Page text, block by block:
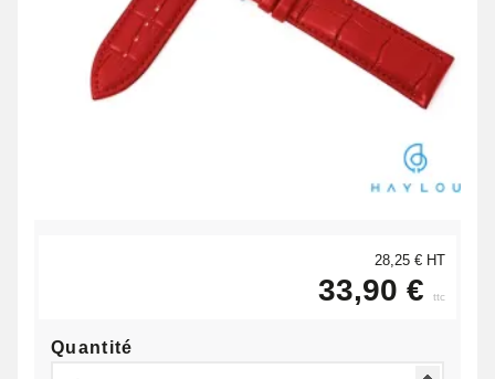
28,25 € HT
33,90 € ttc
Quantité